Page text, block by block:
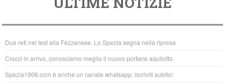
e
b
o
o
er
at
s
A
p
p
Due reti nel test alla Fezzanese. Lo Spezia segna nella ripresa
Ciocci in arrivo, conosciamo meglio il nuovo portiere aquilotto
Spezia1906.com è anche un canale whatsapp: iscriviti subito!